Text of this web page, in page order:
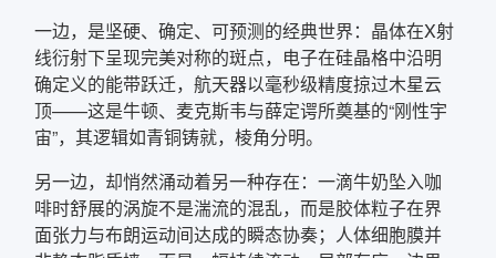
一边，是坚硬、确定、可预测的经典世界：晶体在X射
线衍射下呈现完美对称的斑点，电子在硅晶格中沿明
确定义的能带跃迁，航天器以毫秒级精度掠过木星云
顶——这是牛顿、麦克斯韦与薛定谔所奠基的“刚性宇
宙”，其逻辑如青铜铸就，棱角分明。
另一边，却悄然涌动着另一种存在：一滴牛奶坠入咖
啡时舒展的涡旋不是湍流的混乱，而是胶体粒子在界
面张力与布朗运动间达成的瞬态协奏；人体细胞膜并